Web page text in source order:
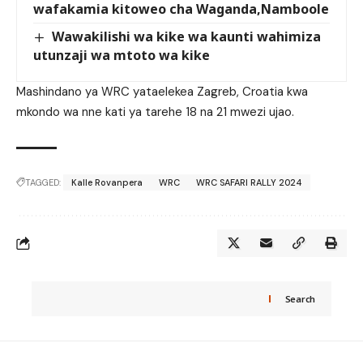
wafakamia kitoweo cha Waganda,Namboole
Wawakilishi wa kike wa kaunti wahimiza
utunzaji wa mtoto wa kike
Mashindano ya WRC yataelekea Zagreb, Croatia kwa
mkondo wa nne kati ya tarehe 18 na 21 mwezi ujao.
TAGGED: Kalle Rovanpera WRC WRC SAFARI RALLY 2024
Search